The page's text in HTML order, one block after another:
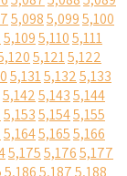
5,0985,0995,100
5,1095,1105,111
5,1215,122
5,1315,1325,133
5,1425,1435,144
5,1535,1545,155
5,1645,1655,166
5,1755,1765,177